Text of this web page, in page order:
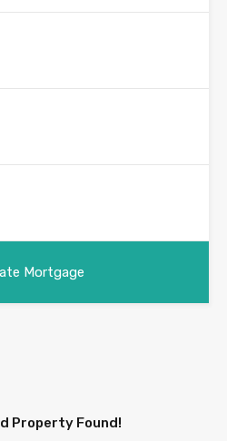
Property Found!